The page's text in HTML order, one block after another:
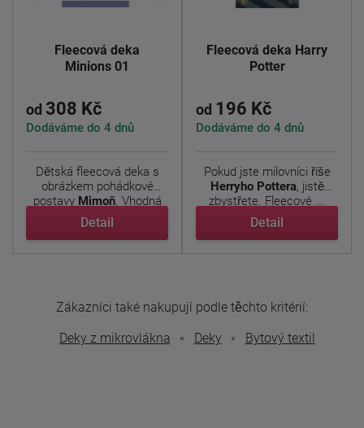
Fleecová deka
Minions 01
od 308 Kč
Dodáváme do 4 dnů
Dětská fleecová deka s
obrázkem pohádkové
postavy Mimoň. Vhodná
pro ...
Detail
Fleecová deka Harry
Potter
od 196 Kč
Dodáváme do 4 dnů
Pokud jste milovníci říše
Herryho Pottera, jistě
zbystřete. Fleecové ...
Detail
Zákazníci také nakupují podle těchto kritérií:
Deky z mikrovlákna
Deky Bytový textil